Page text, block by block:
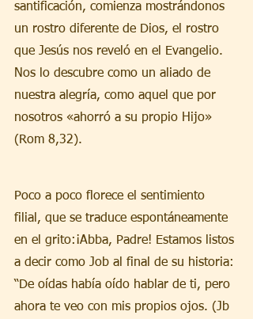
santificación, comienza mostrándonos
un rostro diferente de Dios, el rostro
que Jesús nos reveló en el Evangelio.
Nos lo descubre como un aliado de
nuestra alegría, como aquel que por
nosotros «ahorró a su propio Hijo»
(Rom 8,32).
Poco a poco florece el sentimiento
filial, que se traduce espontáneamente
en el grito:¡Abba, Padre! Estamos listos
a decir como Job al final de su historia:
“De oídas había oído hablar de ti, pero
ahora te veo con mis propios ojos. (Jb